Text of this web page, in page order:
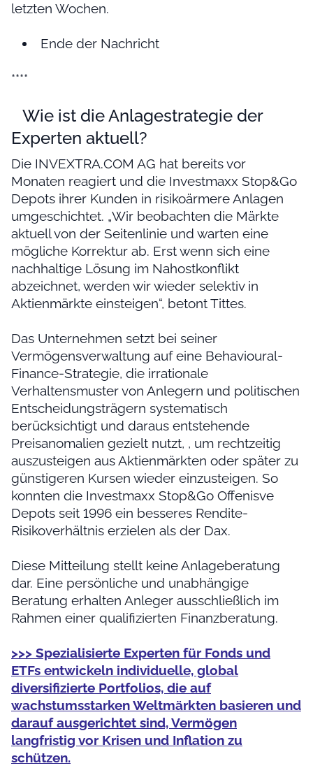
letzten Wochen.
Ende der Nachricht
****
Wie ist die Anlagestrategie der
Experten aktuell?
Die INVEXTRA.COM AG hat bereits vor
Monaten reagiert und die Investmaxx Stop&Go
Depots ihrer Kunden in risikoärmere Anlagen
umgeschichtet. „Wir beobachten die Märkte
aktuell von der Seitenlinie und warten eine
mögliche Korrektur ab. Erst wenn sich eine
nachhaltige Lösung im Nahostkonflikt
abzeichnet, werden wir wieder selektiv in
Aktienmärkte einsteigen“, betont Tittes.
Das Unternehmen setzt bei seiner
Vermögensverwaltung auf eine Behavioural-
Finance-Strategie, die irrationale
Verhaltensmuster von Anlegern und politischen
Entscheidungsträgern systematisch
berücksichtigt und daraus entstehende
Preisanomalien gezielt nutzt, , um rechtzeitig
auszusteigen aus Aktienmärkten oder später zu
günstigeren Kursen wieder einzusteigen. So
konnten die Investmaxx Stop&Go Offenisve
Depots seit 1996 ein besseres Rendite-
Risikoverhältnis erzielen als der Dax.
Diese Mitteilung stellt keine Anlageberatung
dar. Eine persönliche und unabhängige
Beratung erhalten Anleger ausschließlich im
Rahmen einer qualifizierten Finanzberatung.
>>> Spezialisierte Experten für Fonds und
ETFs entwickeln individuelle, global
diversifizierte Portfolios, die auf
wachstumsstarken Weltmärkten basieren und
darauf ausgerichtet sind, Vermögen
langfristig vor Krisen und Inflation zu
schützen.